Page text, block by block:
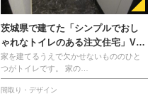
茨城県で建てた「シンプルでおし
ゃれなトイレのある注文住宅」V…
家を建てるうえで欠かせないもののひと
つがトイレです。 家の…
間取り・デザイン